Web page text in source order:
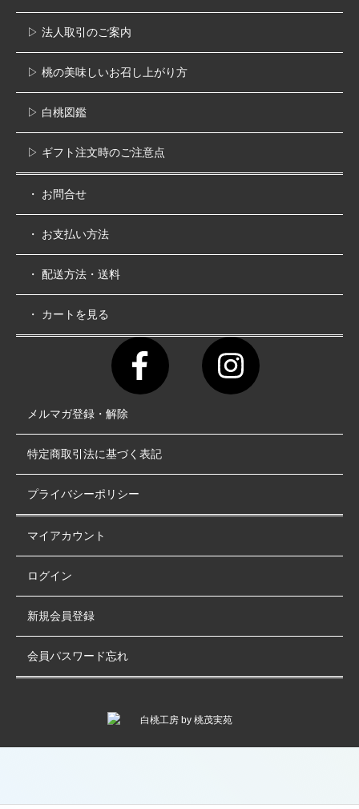
▷ 法人取引のご案内
▷ 桃の美味しいお召し上がり方
▷ 白桃図鑑
▷ ギフト注文時のご注意点
・ お問合せ
・ お支払い方法
・ 配送方法・送料
・ カートを見る
メルマガ登録・解除
特定商取引法に基づく表記
プライバシーポリシー
マイアカウント
ログイン
新規会員登録
会員パスワード忘れ